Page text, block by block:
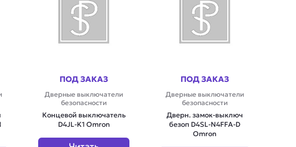
ПОД ЗАКАЗ
Дверные выключатели
безопасности
Концевой выключатель
D4JL-K1 Omron
ПОД ЗАКАЗ
Дверные выключатели
безопасности
Дверн. замок-выключ
безоп D4SL-N4FFA-D
Omron